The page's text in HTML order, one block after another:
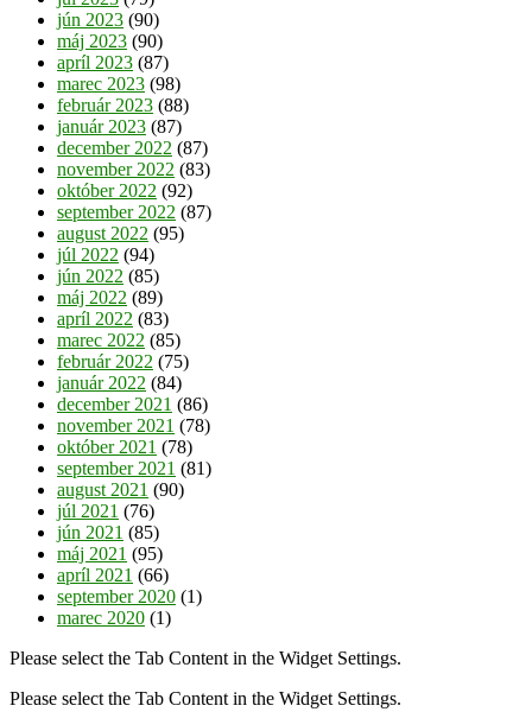
jún 2023 (90)
máj 2023 (90)
apríl 2023 (87)
marec 2023 (98)
február 2023 (88)
január 2023 (87)
december 2022 (87)
november 2022 (83)
október 2022 (92)
september 2022 (87)
august 2022 (95)
júl 2022 (94)
jún 2022 (85)
máj 2022 (89)
apríl 2022 (83)
marec 2022 (85)
február 2022 (75)
január 2022 (84)
december 2021 (86)
november 2021 (78)
október 2021 (78)
september 2021 (81)
august 2021 (90)
júl 2021 (76)
jún 2021 (85)
máj 2021 (95)
apríl 2021 (66)
september 2020 (1)
marec 2020 (1)
Please select the Tab Content in the Widget Settings.
Please select the Tab Content in the Widget Settings.